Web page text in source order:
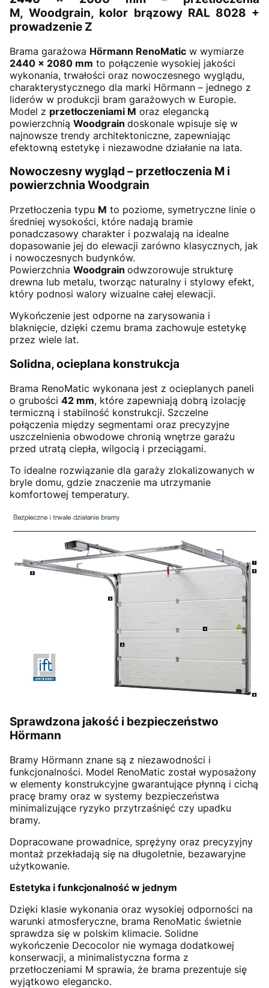
M, Woodgrain, kolor brązowy RAL 8028 +
prowadzenie Z
Brama garażowa Hörmann RenoMatic w wymiarze
2440 × 2080 mm to połączenie wysokiej jakości
wykonania, trwałości oraz nowoczesnego wyglądu,
charakterystycznego dla marki Hörmann – jednego z
liderów w produkcji bram garażowych w Europie.
Model z przetłoczeniami M oraz elegancką
powierzchnią Woodgrain doskonale wpisuje się w
najnowsze trendy architektoniczne, zapewniając
efektowną estetykę i niezawodne działanie na lata.
Nowoczesny wygląd – przetłoczenia M i
powierzchnia Woodgrain
Przetłoczenia typu M to poziome, symetryczne linie o
średniej wysokości, które nadają bramie
ponadczasowy charakter i pozwalają na idealne
dopasowanie jej do elewacji zarówno klasycznych, jak
i nowoczesnych budynków.
Powierzchnia Woodgrain odwzorowuje strukturę
drewna lub metalu, tworząc naturalny i stylowy efekt,
który podnosi walory wizualne całej elewacji.
Wykończenie jest odporne na zarysowania i
blaknięcie, dzięki czemu brama zachowuje estetykę
przez wiele lat.
Solidna, ocieplana konstrukcja
Brama RenoMatic wykonana jest z ocieplanych paneli
o grubości 42 mm, które zapewniają dobrą izolację
termiczną i stabilność konstrukcji. Szczelne
połączenia między segmentami oraz precyzyjne
uszczelnienia obwodowe chronią wnętrze garażu
przed utratą ciepła, wilgocią i przeciągami.
To idealne rozwiązanie dla garaży zlokalizowanych w
bryle domu, gdzie znaczenie ma utrzymanie
komfortowej temperatury.
Sprawdzona jakość i bezpieczeństwo
Hörmann
Bramy Hörmann znane są z niezawodności i
funkcjonalności. Model RenoMatic został wyposażony
w elementy konstrukcyjne gwarantujące płynną i cichą
pracę bramy oraz w systemy bezpieczeństwa
minimalizujące ryzyko przytrzaśnięć czy upadku
bramy.
Dopracowane prowadnice, sprężyny oraz precyzyjny
montaż przekładają się na długoletnie, bezawaryjne
użytkowanie.
Estetyka i funkcjonalność w jednym
Dzięki klasie wykonania oraz wysokiej odporności na
warunki atmosferyczne, brama RenoMatic świetnie
sprawdza się w polskim klimacie. Solidne
wykończenie Decocolor nie wymaga dodatkowej
konserwacji, a minimalistyczna forma z
przetłoczeniami M sprawia, że brama prezentuje się
wyjątkowo elegancko.